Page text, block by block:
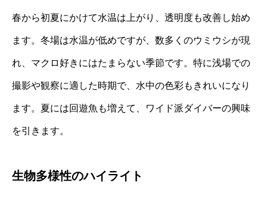
春から初夏にかけて水温は上がり、透明度も改善し始め
ます。冬場は水温が低めですが、数多くのウミウシが現
れ、マクロ好きにはたまらない季節です。特に浅場での
撮影や観察に適した時期で、水中の色彩もきれいになり
ます。夏には回遊魚も増えて、ワイド派ダイバーの興味
を引きます。
生物多様性のハイライト